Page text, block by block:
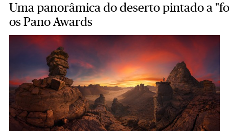
Uma panorâmica do deserto pintado a
os Pano Awards